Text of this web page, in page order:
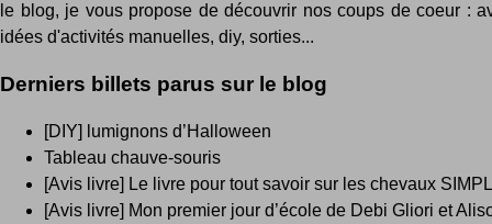
le blog, je vous propose de découvrir nos coups de coeur :
idées d'activités manuelles, diy, sorties...
Derniers billets parus sur le blog
[DIY] lumignons d’Halloween
Tableau chauve-souris
[Avis livre] Le livre pour tout savoir sur les chevaux
[Avis livre] Mon premier jour d’école de Debi Gliori et